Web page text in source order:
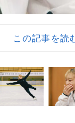
この記事を読